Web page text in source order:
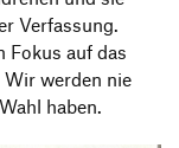
Verfassung.
Fokus auf das
Wir werden nie
haben.